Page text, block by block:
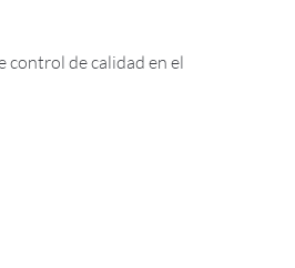
control de calidad en el